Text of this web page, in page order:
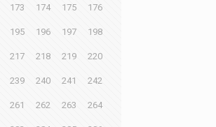
173 174 175 176
195 196 197 198
217 218 219 220
239 240 241 242
261 262 263 264